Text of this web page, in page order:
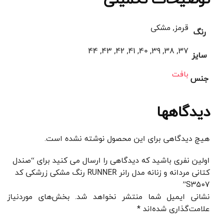
رنگ قرمز, مشکی
سایز 37, 38, 39, 40, 41, 42, 43, 44
جنس بافت
دیدگاهها
هیچ دیدگاهی برای این محصول نوشته نشده است.
اولین نفری باشید که دیدگاهی را ارسال می کنید برای “صندل
کتانی مردانه و زنانه مدل رانر RUNNER رنگ مشکی زرشکی کد
S3507”
نشانی ایمیل شما منتشر نخواهد شد. بخش‌های موردنیاز
علامت‌گذاری شده‌اند *